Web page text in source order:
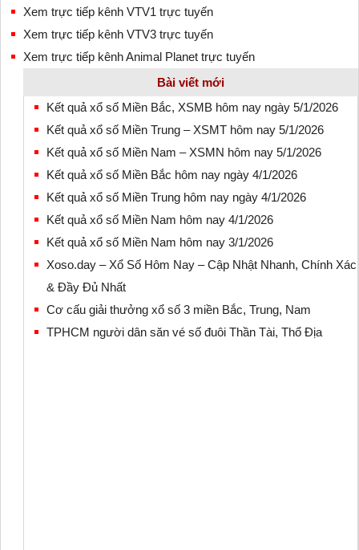
Xem trực tiếp kênh VTV1 trực tuyến
Xem trực tiếp kênh VTV3 trực tuyến
Xem trực tiếp kênh Animal Planet trực tuyến
Bài viết mới
Kết quả xổ số Miền Bắc, XSMB hôm nay ngày 5/1/2026
Kết quả xổ số Miền Trung – XSMT hôm nay 5/1/2026
Kết quả xổ số Miền Nam – XSMN hôm nay 5/1/2026
Kết quả xổ số Miền Bắc hôm nay ngày 4/1/2026
Kết quả xổ số Miền Trung hôm nay ngày 4/1/2026
Kết quả xổ số Miền Nam hôm nay 4/1/2026
Kết quả xổ số Miền Nam hôm nay 3/1/2026
Xoso.day – Xổ Số Hôm Nay – Cập Nhật Nhanh, Chính Xác
& Đầy Đủ Nhất
Cơ cấu giải thưởng xổ số 3 miền Bắc, Trung, Nam
TPHCM người dân săn vé số đuôi Thần Tài, Thổ Địa